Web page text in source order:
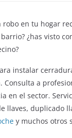
en tu hogar
¿has visto
instalar
Consulta a
en el sector.
llaves, duplicado
y muchos otros
CURIOSIDADES LIBROS
al cine y te